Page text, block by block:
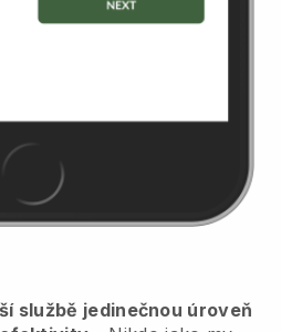
službě jedinečnou úroveň